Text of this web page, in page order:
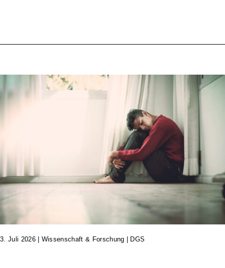
3. Juli 2026| Wissenschaft & Forschung | DGS